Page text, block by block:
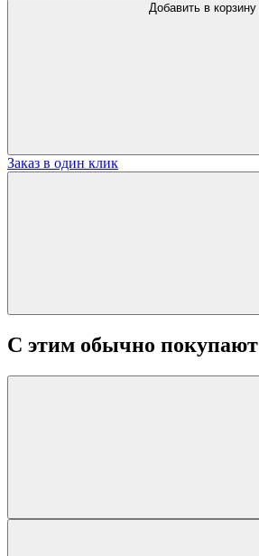
Добавить в корзину
Заказ в один клик
С этим обычно покупают